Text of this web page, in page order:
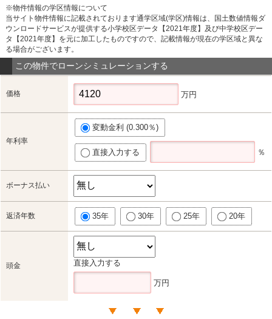
※物件情報の学区情報について
当サイト物件情報に記載されております通学区域(学区)情報は、国土数値情報ダ
ウンロードサービスが提供する小学校区データ【2021年度】及び中学校区デー
タ【2021年度】を元に加工したものですので、記載情報が現在の学区域と異な
る場合がございます。
この物件でローンシミュレーションする
価格 万円
年利率
変動金利 (0.300％)
直接入力する ％
ボーナス払い
返済年数 35年 30年 25年 20年
頭金 直接入力する
万円